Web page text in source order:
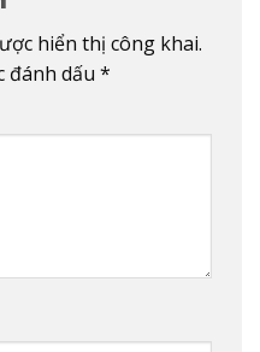
hiển thị công khai.
đánh dấu *